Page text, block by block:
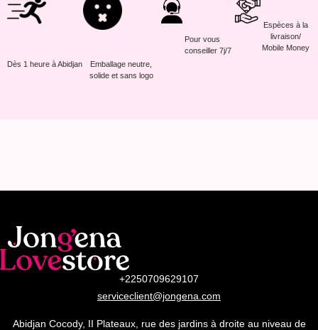
Dès 1 heure à Abidjan
Emballage neutre,
solide et sans logo
Pour vous
conseiller 7j/7
Espèces à la
livraison/
Mobile Money
+2250709629107
serviceclient@jongena.com
Abidjan Cocody, II Plateaux, rue des jardins à droite au niveau de